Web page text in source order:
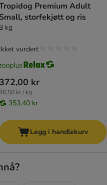
Premium Adult
Small, storfekjøtt og ris
kg
372,00 kr
kr / kg
353,40 kr
Ikket vurdert
Legg i handlekurv